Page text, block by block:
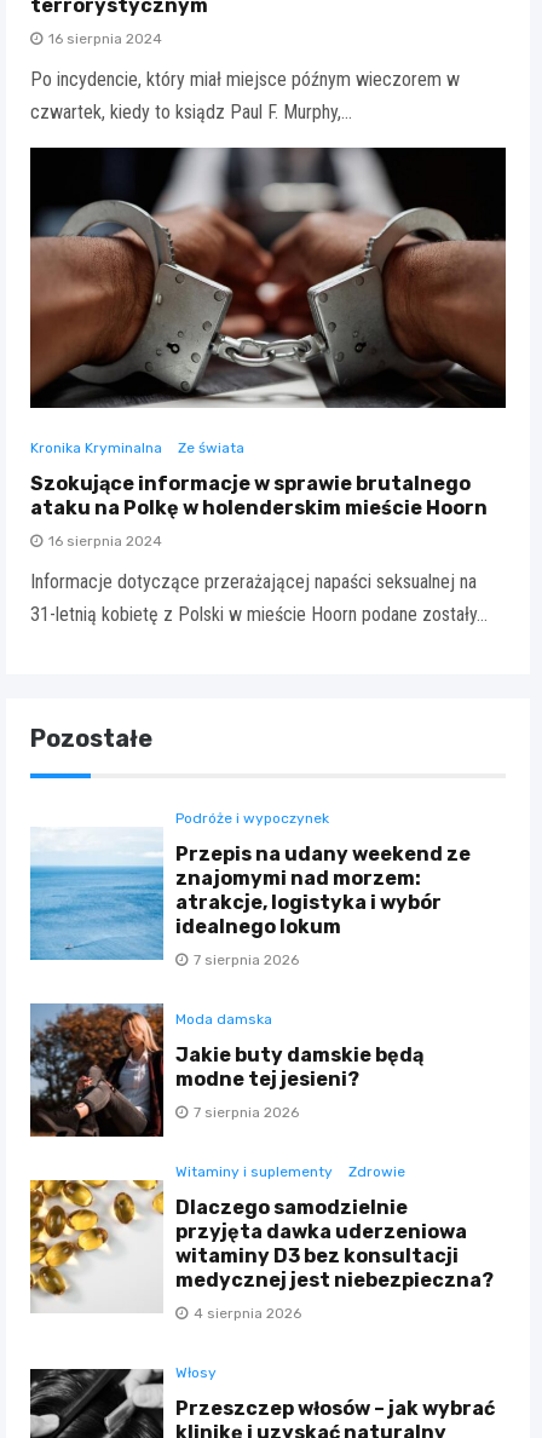
terrorystycznym
16 sierpnia 2024
Po incydencie, który miał miejsce późnym wieczorem w
czwartek, kiedy to ksiądz Paul F. Murphy,…
Kronika Kryminalna Ze świata
Szokujące informacje w sprawie brutalnego
ataku na Polkę w holenderskim mieście Hoorn
16 sierpnia 2024
Informacje dotyczące przerażającej napaści seksualnej na
31-letnią kobietę z Polski w mieście Hoorn podane zostały…
Pozostałe
Podróże i wypoczynek
Przepis na udany weekend ze
znajomymi nad morzem:
atrakcje, logistyka i wybór
idealnego lokum
7 sierpnia 2026
Moda damska
Jakie buty damskie będą
modne tej jesieni?
7 sierpnia 2026
Witaminy i suplementy Zdrowie
Dlaczego samodzielnie
przyjęta dawka uderzeniowa
witaminy D3 bez konsultacji
medycznej jest niebezpieczna?
4 sierpnia 2026
Włosy
Przeszczep włosów – jak wybrać
klinikę i uzyskać naturalny